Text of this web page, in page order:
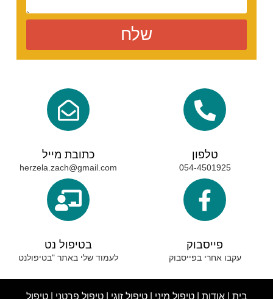
שלח
טלפון
054-4501925
כתובת מייל
herzela.zach@gmail.com
פייסבוק
עקבו אחרי בפייסבוק
בטיפול נט
לעמוד שלי באתר "בטיפולנט
בית |אודות |טיפול מיני |טיפול זוגי |טיפול פרטני |טיפול